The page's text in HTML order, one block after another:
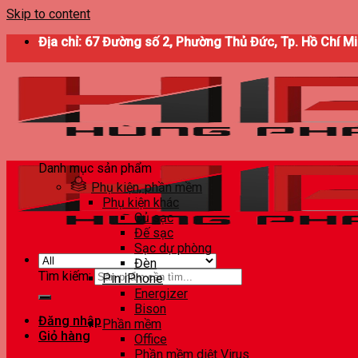
Skip to content
Địa chỉ: 67 Đường số 2, Phường Thủ Đức, Tp. Hồ Chí
Tìm kiếm:
Đăng nhập
Giỏ hàng
Danh mục sản phẩm
Phụ kiện, phần mềm
Phụ kiện khác
Củ sạc
Đế sạc
Sạc dự phòng
Đèn
Pin iPhone
Energizer
Bison
Phần mềm
Office
Phần mềm diệt Virus